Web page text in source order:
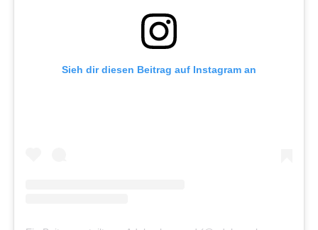
Sieh dir diesen Beitrag auf Instagram an